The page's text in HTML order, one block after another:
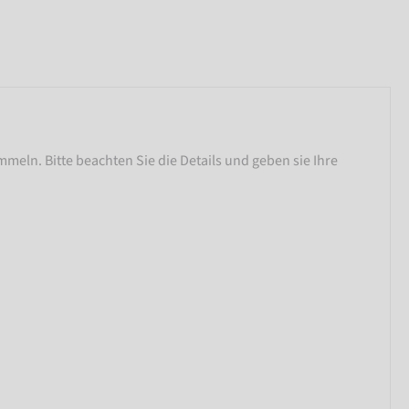
Bitte beachten Sie die Details und geben sie Ihre